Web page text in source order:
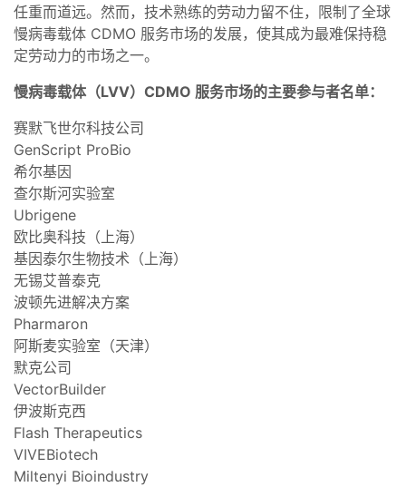
任重而道远。然而，技术熟练的劳动力留不住，限制了全球
慢病毒载体 CDMO 服务市场的发展，使其成为最难保持稳
定劳动力的市场之一。
慢病毒载体（LVV）CDMO 服务市场的主要参与者名单：
赛默飞世尔科技公司
GenScript ProBio
希尔基因
查尔斯河实验室
Ubrigene
欧比奥科技（上海）
基因泰尔生物技术（上海）
无锡艾普泰克
波顿先进解决方案
Pharmaron
阿斯麦实验室（天津）
默克公司
VectorBuilder
伊波斯克西
Flash Therapeutics
VIVEBiotech
Miltenyi Bioindustry